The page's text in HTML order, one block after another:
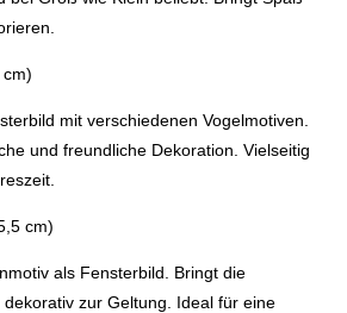
mit verschiedenen Vogelmotiven.
und freundliche Dekoration. Vielseitig
cm)
als Fensterbild. Bringt die
zur Geltung. Ideal für eine